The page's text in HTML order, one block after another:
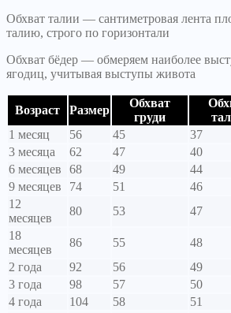
Обхват талии — сантиметровая лента
талию, строго по горизонтали
Обхват бёдер — обмеряем наиболее
ягодиц, учитывая выступы живота
Возраст Размер
Обхват
груди
1 месяц
56 45 37
3 месяца
62 47 40
6 месяцев
68 49 44
9 месяцев
74 51 46
12
месяцев
80 53 47
18
месяцев
86 55 48
2 года
92 56 49
3 года
98 57 50
4 года
104 58 51